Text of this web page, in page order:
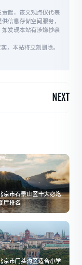
献，该文观点仅代表
信息存储空间服务，
发现本站有涉嫌抄袭
，本站将立刻删除。
NEXT
京市石景山区十大必吃
厅排名
京市门头沟区适合小学